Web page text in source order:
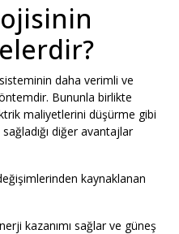
daha verimli ve
Bununla birlikte
maliyetlerini düşürme gibi
diğer avantajlar
değişimlerinden kaynaklanan
kazanımı sağlar ve güneş